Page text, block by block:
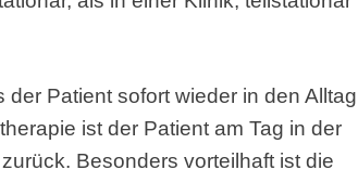
Patient sofort wieder in den Alltag
ist der Patient am Tag in der
Besonders vorteilhaft ist die